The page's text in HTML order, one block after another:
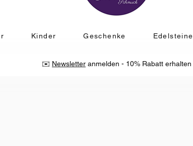
Kinder Geschenke Edelsteine
✉️ Newsletter anmelden - 10% Rabatt erhalten